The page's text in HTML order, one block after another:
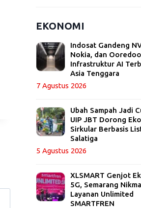
EKONOMI
Indosat Gandeng
Nokia, dan
Infrastruktur AI
Asia Tenggara
7 Agustus 2026
Ubah Sampah Jadi
UIP JBT Dorong
Sirkular Berbasis
Salatiga
5 Agustus 2026
XLSMART Genjot
5G, Semarang
Layanan Unlimited
SMARTFREN